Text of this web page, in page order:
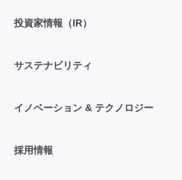
投資家情報（IR）
サステナビリティ
イノベーション & テクノロジー
採用情報